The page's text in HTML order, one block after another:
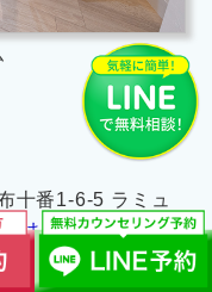
十番1-6-5 ラミュ
はこちら）